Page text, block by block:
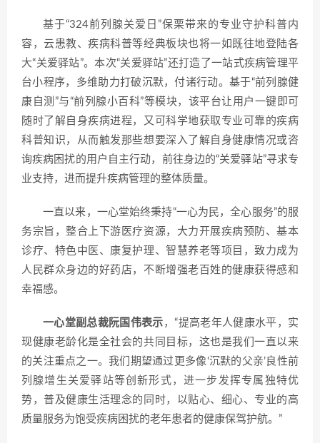
基于“324前列腺关爱日”保栗带来的专业守护科普内
容，云患教、疾病科普等经典板块也将一如既往地登陆各
大“关爱驿站”。本次“关爱驿站”还打造了一站式疾病管理平
台小程序，多维助力打破沉默，付诸行动。基于“前列腺健
康自测”与“前列腺小百科”等模块，该平台让用户一键即可
随时了解自身疾病进程，又可科学地获取专业可靠的疾病
科普知识，从而触发那些想要深入了解自身健康情况或咨
询疾病困扰的用户自主行动，前往身边的“关爱驿站”寻求专
业支持，进而提升疾病管理的整体质量。
一直以来，一心堂始终秉持“一心为民，全心服务”的服
务宗旨，整合上下游医疗资源，大力开展疾病预防、基本
诊疗、特色中医、康复护理、智慧养老等项目，致力成为
人民群众身边的好药店，不断增强老百姓的健康获得感和
幸福感。
一心堂副总裁阮国伟表示 ，“提高老年人健康水平，实
现健康老龄化是全社会的共同目标，这也是我们一直以来
的关注重点之一。我们期望通过更多像‘沉默的父亲’良性前
列腺增生关爱驿站等创新形式，进一步发挥专属独特优
势，普及健康生活理念的同时，以贴心、细心、专业的高
质量服务为饱受疾病困扰的老年患者的健康保驾护航。”